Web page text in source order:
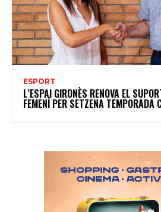
ESPORT
L’ESPAI GIRONÈS RENOVA EL
FEMENÍ PER SETZENA TEMPORADA